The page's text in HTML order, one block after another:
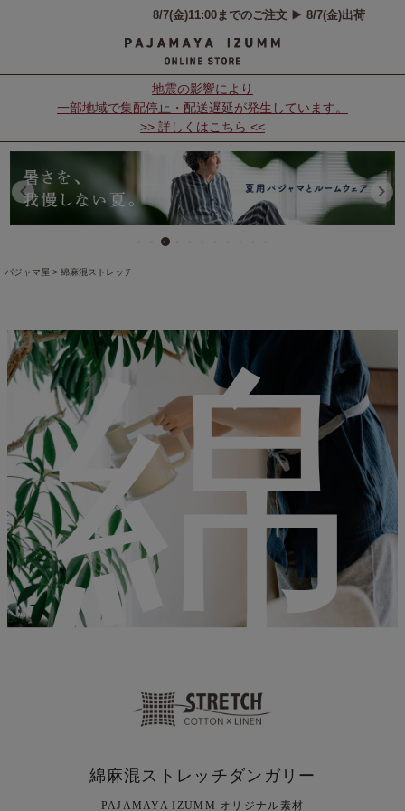
地震の影響により
一部地域で集配停止・配送遅延が発生しています。
>> 詳しくはこちら <<
パジャマ屋 綿麻混ストレッチ
綿
綿麻混ストレッチダンガリー
─ PAJAMAYA IZUMM オリジナル素材 ─